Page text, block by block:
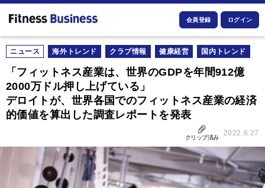
会員登録 ログイン
ニュース 海外トレンド クラブ情報 健康経営 国内トレンド
「フィットネス産業は、世界のGDPを年間912億
2000万ドル押し上げている」
デロイトが、世界各国でのフィットネス産業の経済
的価値を算出した調査レポートを発表
クリップ済み
2022.6.27